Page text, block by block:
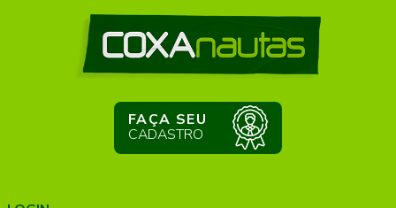
FAÇA SEU
CADASTRO